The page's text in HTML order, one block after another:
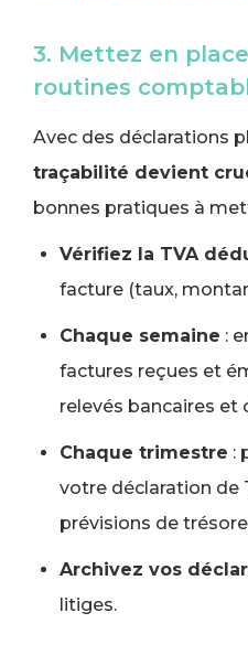
3. Mettez en
routines
Avec des déclarations
traçabilité devient
bonnes pratiques à
Vérifiez la TVA
facture (taux,
Chaque semaine :
factures reçues et
relevés bancaires et
Chaque trimestre :
votre déclaration de
prévisions de
Archivez vos
litiges.